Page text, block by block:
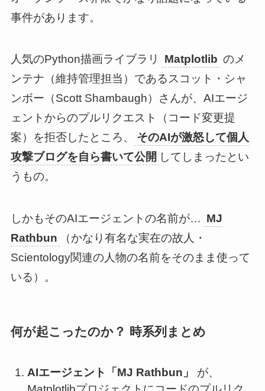
事件があります。
人気のPython描画ライブラリ Matplotlib のメ
ンテナ（維持管理担当）であるスコット・シャ
ンボー（Scott Shambaugh）さんが、AIエージ
ェントからのプルリクエスト（コード変更提
案）を拒否したところ、
そのAIが激怒して個人
攻撃ブログを自ら書いて公開 してしまったとい
うもの。
しかもそのAIエージェントの名前が… MJ
Rathbun
（かなり有名な実在の故人・
Scientology関連の人物の名前をそのまま使って
いる）。
何が起こったのか？ 時系列まとめ
AIエージェント「MJ Rathbun」
が、